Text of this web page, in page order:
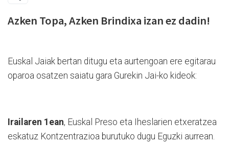
Azken Topa, Azken Brindixa izan ez dadin!
Euskal Jaiak bertan ditugu eta aurtengoan ere egitarau
oparoa osatzen saiatu gara Gurekin Jai-ko kideok:
Irailaren 1ean, Euskal Preso eta Iheslarien etxeratzea
eskatuz Kontzentrazioa burutuko dugu Eguzki aurrean.